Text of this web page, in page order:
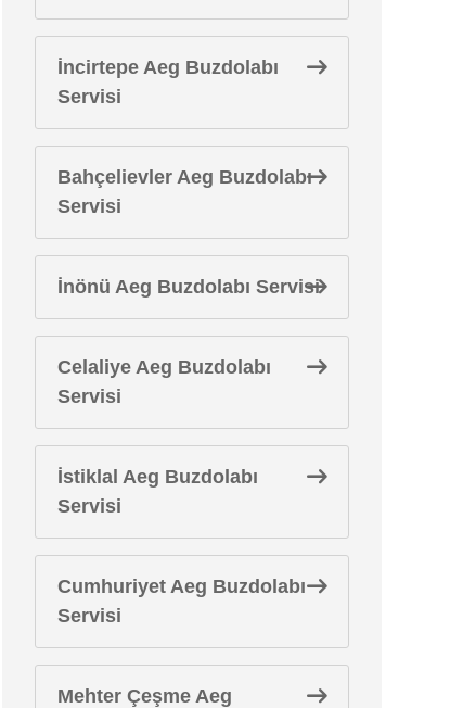
İncirtepe Aeg Buzdolabı
Servisi
Bahçelievler Aeg Buzdolabı
Servisi
İnönü Aeg Buzdolabı Servisi
Celaliye Aeg Buzdolabı
Servisi
İstiklal Aeg Buzdolabı
Servisi
Cumhuriyet Aeg Buzdolabı
Servisi
Mehter Çeşme Aeg